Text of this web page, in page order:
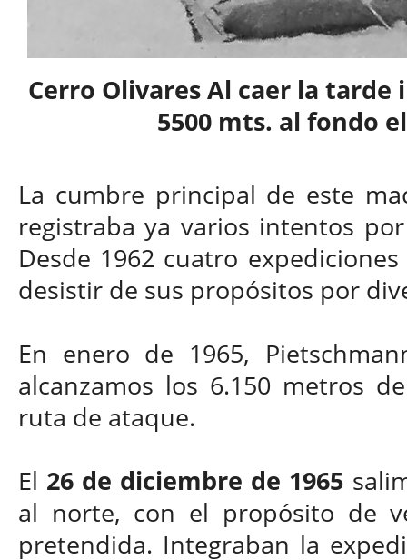
Cerro Olivares Al caer la
5500 mts. al fondo
La cumbre principal de este
registraba ya varios intentos
Desde 1962 cuatro
desistir de sus propósitos por
En enero de 1965,
alcanzamos los 6.150 metros
ruta de ataque.
El 26 de diciembre de 1965
al norte, con el propósito de
pretendida. Integraban la